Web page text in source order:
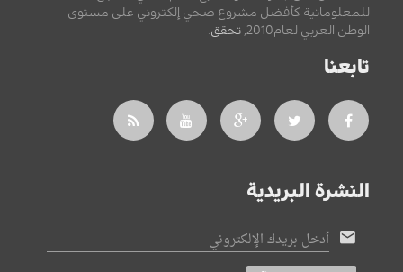
للمعلوماتية كأفضل مشروع صحي إلكتروني على مستوى
الوطن العربي لعام2010,
تحقق.
تابعنا
النشرة البريدية
أدخل بريدك الإلكتروني